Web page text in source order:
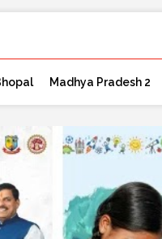
Madhya Pradesh 2